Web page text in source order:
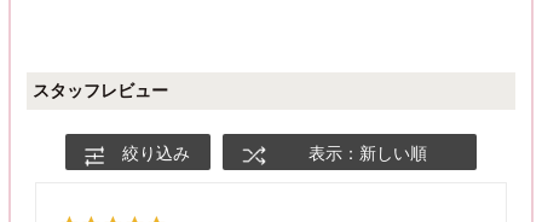
スタッフレビュー
絞り込み 表示：新しい順